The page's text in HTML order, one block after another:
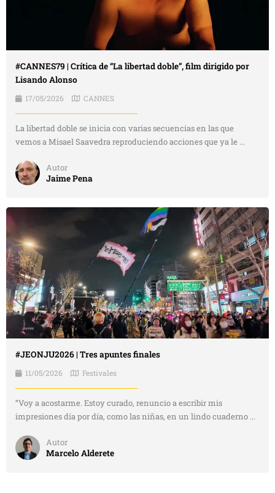
#CANNES79 | Crítica de “La libertad doble”, film dirigido por
Lisando Alonso
17/05/2026 CANNES
La libertad doble se inicia con varias secuencias en las que
vemos a Misael Saavedra reproduciendo acciones que ya le ...
Autor
Jaime Pena
#JEONJU2026 | Tres apuntes finales
11/05/2026 Festivales
“Voy a acostarme. Estoy curado, renuncio a escribir mis
impresiones día por día, como las niñas, en un lindo cuaderno ...
Autor
Marcelo Alderete